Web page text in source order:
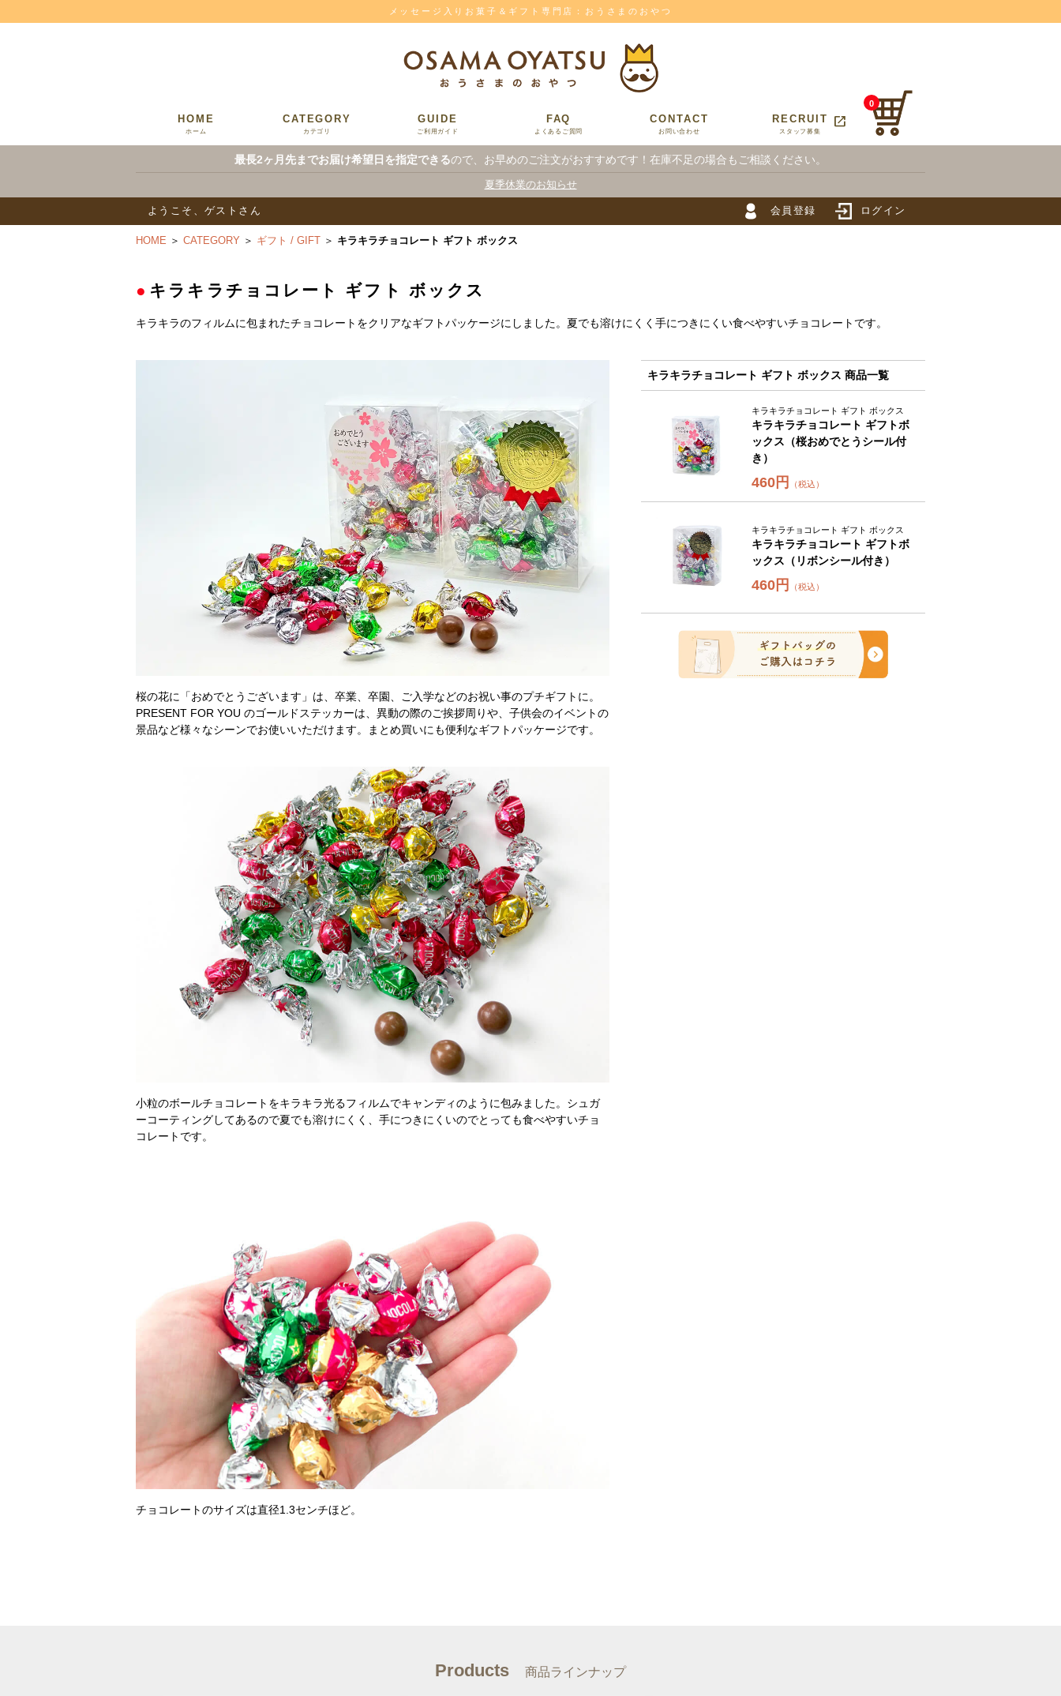
メッセージ入りお菓子＆ギフト専門店：おうさまのおやつ
HOME
ホーム
CATEGORY
カテゴリ
GUIDE
ご利用ガイド
FAQ
よくあるご質問
CONTACT
お問い合わせ
RECRUIT
スタッフ募集
open_in_new
0
最長2ヶ月先までお届け希望日を指定できるので、お早めのご注文がおすすめです！在庫不足の場合もご相談ください。
夏季休業のお知らせ
ようこそ、ゲストさん 会員登録 ログイン
HOME ＞ CATEGORY ＞ ギフト / GIFT ＞ キラキラチョコレート ギフト ボックス
● キラキラチョコレート ギフト ボックス
キラキラのフィルムに包まれたチョコレートをクリアなギフトパッケージにしました。夏でも溶けにくく手につきにくい食べやすいチョコレートです。
桜の花に「おめでとうございます」は、卒業、卒園、ご入学などのお祝い事のプチギフトに。
PRESENT FOR YOU のゴールドステッカーは、異動の際のご挨拶周りや、子供会のイベントの
景品など様々なシーンでお使いいただけます。まとめ買いにも便利なギフトパッケージです。
小粒のボールチョコレートをキラキラ光るフィルムでキャンディのように包みました。シュガ
ーコーティングしてあるので夏でも溶けにくく、手につきにくいのでとっても食べやすいチョ
コレートです。
チョコレートのサイズは直径1.3センチほど。
キラキラチョコレート ギフト ボックス 商品一覧
キラキラチョコレート ギフト ボックス
キラキラチョコレート ギフトボ
ックス（桜おめでとうシール付
き）
460円 （税込）
キラキラチョコレート ギフト ボックス
キラキラチョコレート ギフトボ
ックス（リボンシール付き）
460円 （税込）
Products 商品ラインナップ